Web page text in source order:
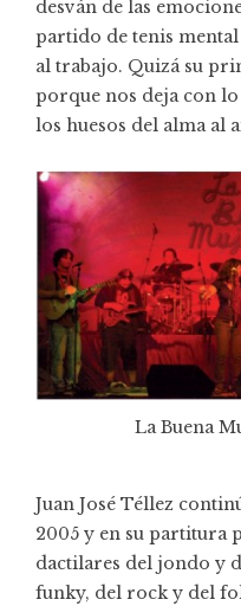
desván de las
partido de tenis
al trabajo. Quizá su
porque nos deja con
los huesos del alma al
La Buena
Juan José Téllez
2005 y en su partitura
dactilares del jondo y
funky, del rock y del